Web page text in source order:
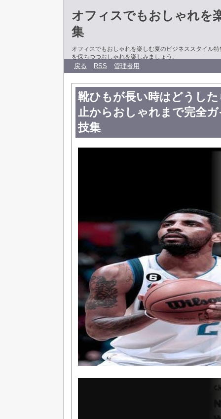
オフィスでもおしゃれを
集
オフィスでもおしゃれを楽しむ夏のビジネススタイル
を保ちつつおしゃれを楽しみましょう。
戻る RSS 管理者用
靴ひもが長い時はどうし
止からおしゃれまで完全
技集